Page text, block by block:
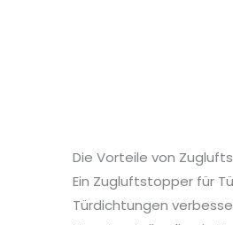
Die Vorteile von
Ein Zugluftstopper für
Türdichtungen